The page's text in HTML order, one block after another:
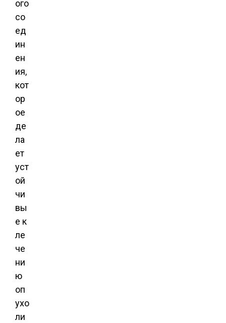
ого
со
ед
ин
ен
ия,
кот
ор
ое
де
ла
ет
уст
ой
чи
вы
е к
ле
че
ни
ю
оп
ухо
ли